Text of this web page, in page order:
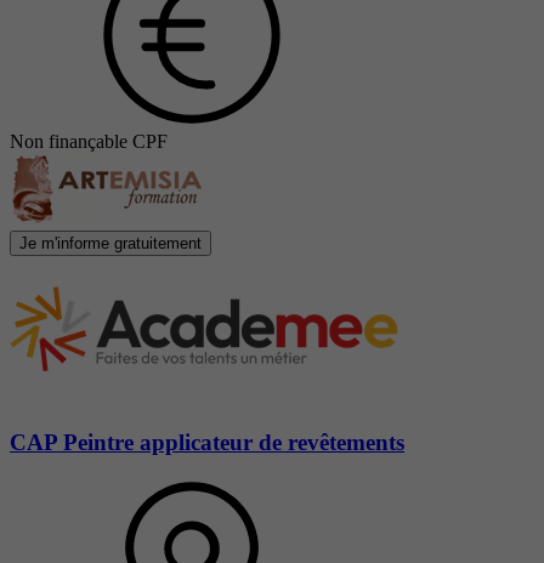
Non finançable CPF
Je m'informe gratuitement
CAP Peintre applicateur de revêtements